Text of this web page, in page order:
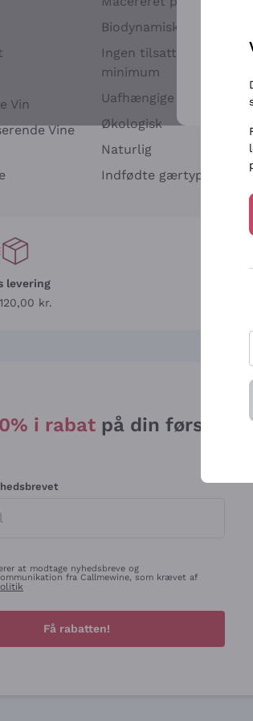
Vin
Vine
Biodynamisk
Ingen tilsatte sulfitter
minimum
Uafhængige Vinavlere
Økologisk
Naturlig
Indfødte gærtyper
levering
kr.
i rabat på din første
at modtage nyhedsbreve og
fra Callmewine, som krævet af
Få rabatten!
For flere